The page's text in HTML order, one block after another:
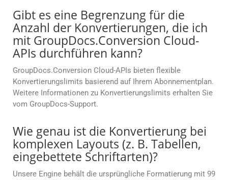
Gibt es eine Begrenzung für die
Anzahl der Konvertierungen, die ich
mit GroupDocs.Conversion Cloud-
APIs durchführen kann?
GroupDocs.Conversion Cloud-APIs bieten flexible
Konvertierungslimits basierend auf Ihrem Abonnementplan.
Weitere Informationen zu Konvertierungslimits erhalten Sie
vom GroupDocs-Support.
Wie genau ist die Konvertierung bei
komplexen Layouts (z. B. Tabellen,
eingebettete Schriftarten)?
Unsere Engine behält die ursprüngliche Formatierung mit 99